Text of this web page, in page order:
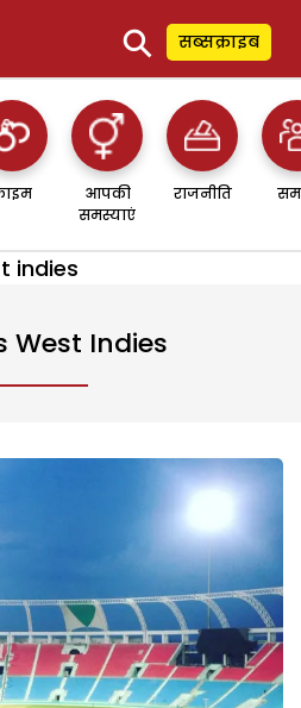
⚲ सब्सक्राइब
आपकी
समस्याएं
राजनीति
indies
West Indies